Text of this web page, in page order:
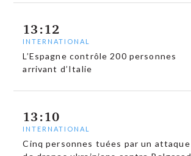
13:12
INTERNATIONAL
L’Espagne contrôle 200 personnes
arrivant d’Italie
13:10
INTERNATIONAL
Cinq personnes tuées par un attaque